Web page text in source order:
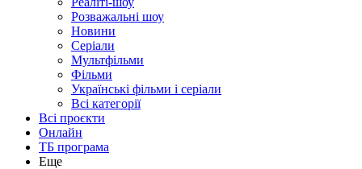
Розважальні шоу
Новини
Серіали
Мультфільми
Фільми
Українські фільми і серіали
Всі категорії
Всі проєкти
Онлайн
ТБ програма
Еще